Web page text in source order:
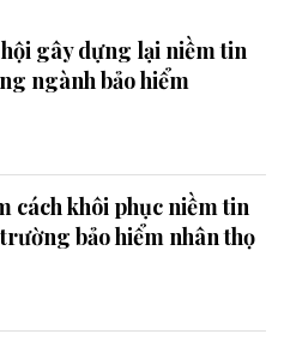
gây dựng lại niềm tin
ngành bảo hiểm
cách khôi phục niềm tin
bảo hiểm nhân thọ